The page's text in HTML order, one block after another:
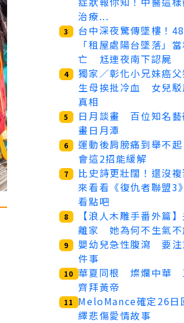
治療...
3
台中深夜驚傳墜樓！
「租屋處陽台墜落」
亡 尪連夜南下認屍
4
獨家／彰化小兄妹癌父
生母挨批冷血 女兒駁
真相
5
日月談畫 百位知名藝
畫日月潭
6
運動後肩膀痛到舉不
會這2招能緩解
7
比史詩更壯闊！還沒
來看看《復仇者聯盟3
看點吧
8
【浪人木雕手番外篇
離家 她為何不生氣不
9
嬰幼兒急性腹瀉 要注
件事
10 華夏同根 燦爛中華
齊拜黃帝
11
MeloMance確定26日
繹悲傷愛情故事